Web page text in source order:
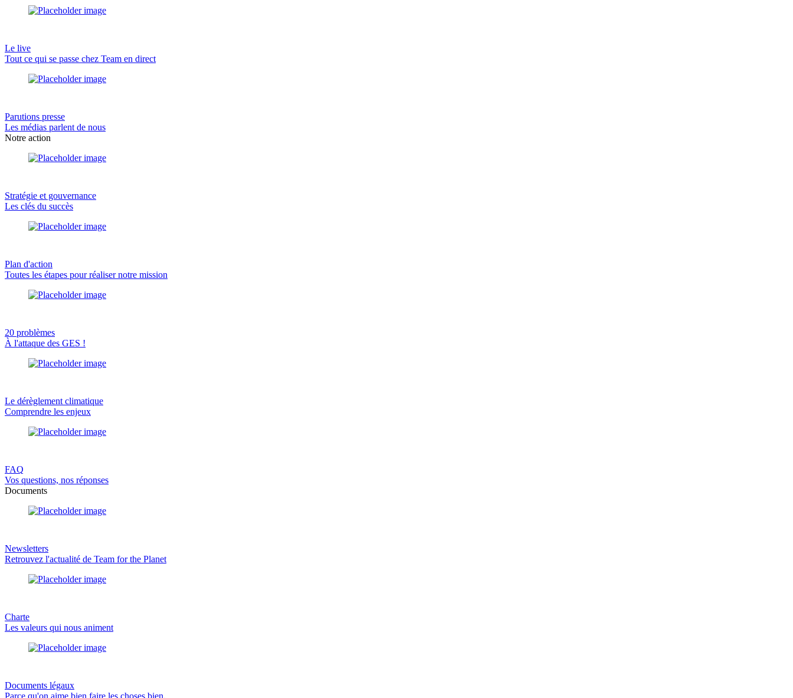
Le live
Tout ce qui se passe chez Team en direct
Parutions presse
Les médias parlent de nous
Notre action
Stratégie et gouvernance
Les clés du succès
Plan d'action
Toutes les étapes pour réaliser notre mission
20 problèmes
À l'attaque des GES !
Le dérèglement climatique
Comprendre les enjeux
FAQ
Vos questions, nos réponses
Documents
Newsletters
Retrouvez l'actualité de Team for the Planet
Charte
Les valeurs qui nous animent
Documents légaux
Parce qu'on aime bien faire les choses bien.